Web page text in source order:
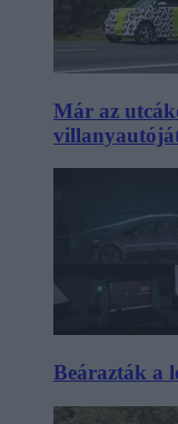
Már az
Beárazták a